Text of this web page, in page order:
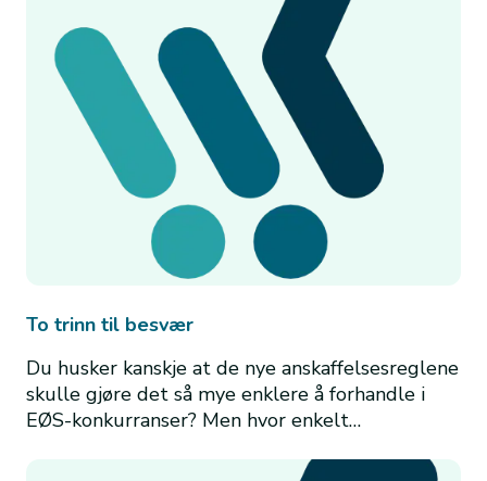
To trinn til besvær
Du husker kanskje at de nye anskaffelsesreglene
skulle gjøre det så mye enklere å forhandle i
EØS-konkurranser? Men hvor enkelt…